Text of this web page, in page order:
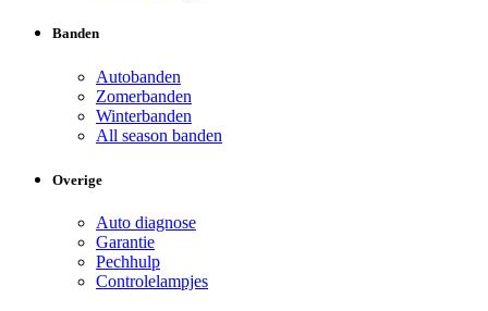
Banden
Autobanden
Zomerbanden
Winterbanden
All season banden
Overige
Auto diagnose
Garantie
Pechhulp
Controlelampjes